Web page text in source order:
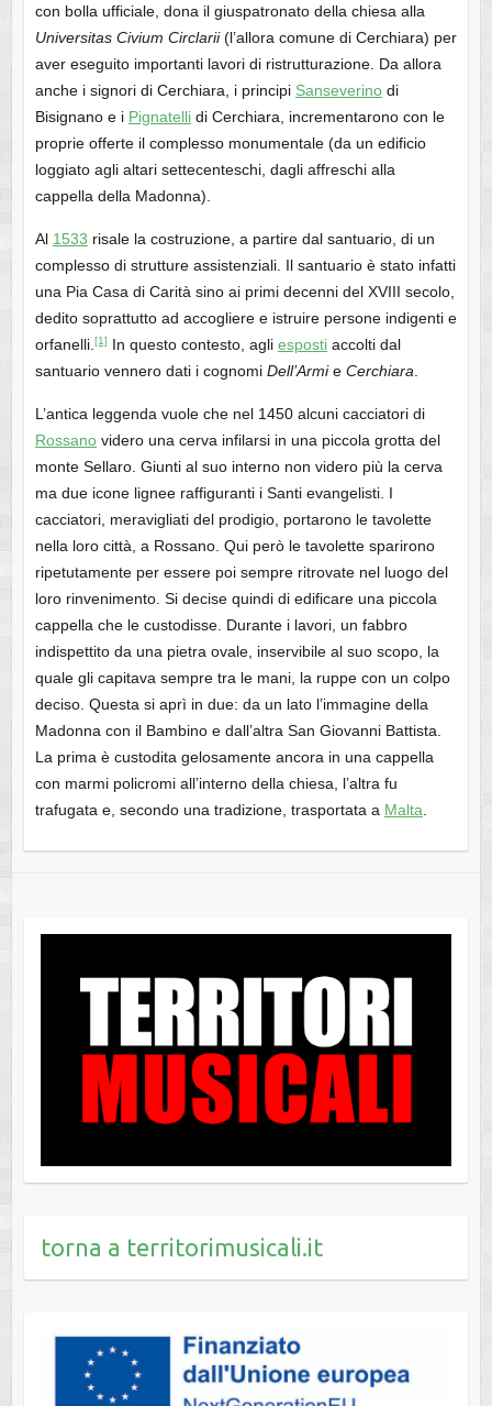
con bolla ufficiale, dona il giuspatronato della chiesa alla
Universitas Civium Circlarii(l’allora comune di Cerchiara) per
aver eseguito importanti lavori di ristrutturazione. Da allora
anche i signori di Cerchiara, i principi Sanseverinodi
Bisignano e i Pignatellidi Cerchiara, incrementarono con le
proprie offerte il complesso monumentale (da un edificio
loggiato agli altari settecenteschi, dagli affreschi alla
cappella della Madonna).
Al 1533 risale la costruzione, a partire dal santuario, di un
complesso di strutture assistenziali. Il santuario è stato infatti
una Pia Casa di Carità sino ai primi decenni del XVIII secolo,
dedito soprattutto ad accogliere e istruire persone indigenti e
orfanelli. [1] In questo contesto, agli espostiaccolti dal
santuario vennero dati i cognomi Dell’Armie Cerchiara
L’antica leggenda vuole che nel 1450 alcuni cacciatori di
Rossanovidero una cerva infilarsi in una piccola grotta del
monte Sellaro. Giunti al suo interno non videro più la cerva
ma due icone lignee raffiguranti i Santi evangelisti. I
cacciatori, meravigliati del prodigio, portarono le tavolette
nella loro città, a Rossano. Qui però le tavolette sparirono
ripetutamente per essere poi sempre ritrovate nel luogo del
loro rinvenimento. Si decise quindi di edificare una piccola
cappella che le custodisse. Durante i lavori, un fabbro
indispettito da una pietra ovale, inservibile al suo scopo, la
quale gli capitava sempre tra le mani, la ruppe con un colpo
deciso. Questa si aprì in due: da un lato l’immagine della
Madonna con il Bambino e dall’altra San Giovanni Battista.
La prima è custodita gelosamente ancora in una cappella
con marmi policromi all’interno della chiesa, l’altra fu
trafugata e, secondo una tradizione, trasportata a Malta
torna a territorimusicali.it